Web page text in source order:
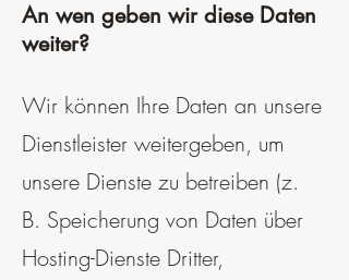
An wen geben wir diese Daten
weiter?
Wir können Ihre Daten an unsere
Dienstleister weitergeben, um
unsere Dienste zu betreiben (z.
B. Speicherung von Daten über
Hosting-Dienste Dritter,